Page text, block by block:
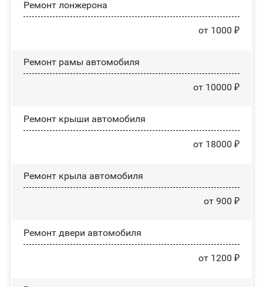
Ремонт лонжерона
от 1000 ₽
Ремонт рамы автомобиля
от 10000 ₽
Ремонт крыши автомобиля
от 18000 ₽
Ремонт крыла автомобиля
от 900 ₽
Ремонт двери автомобиля
от 1200 ₽